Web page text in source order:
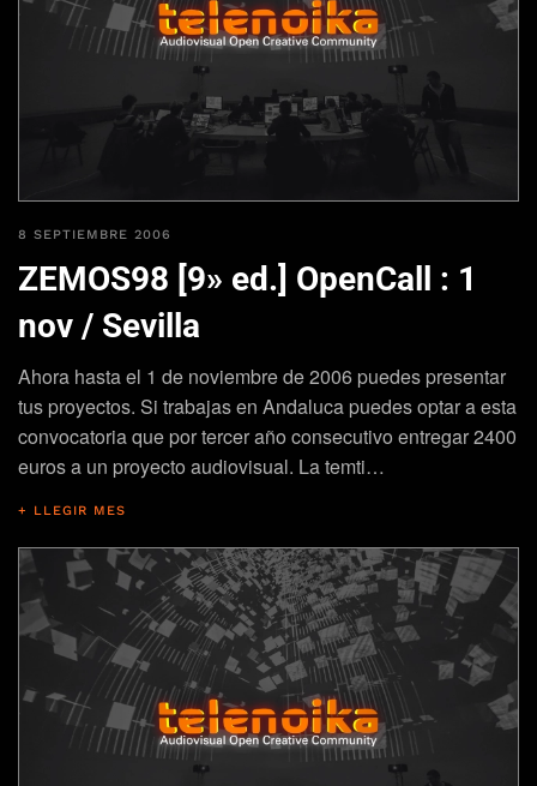
8 SEPTIEMBRE 2006
ZEMOS98 [9» ed.] OpenCall : 1
nov / Sevilla
Ahora hasta el 1 de noviembre de 2006 puedes presentar
tus proyectos. Si trabajas en Andaluca puedes optar a esta
convocatoria que por tercer año consecutivo entregar 2400
euros a un proyecto audiovisual. La temti…
+ LLEGIR MES